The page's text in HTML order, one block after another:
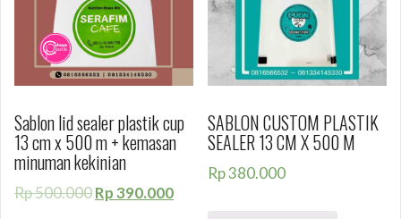
Sablon lid sealer plastik cup
13 cm x 500 m + kemasan
minuman kekinian
Rp500.000Rp390.000
SABLON CUSTOM PLASTIK
SEALER 13 CM X 500 M
Rp380.000